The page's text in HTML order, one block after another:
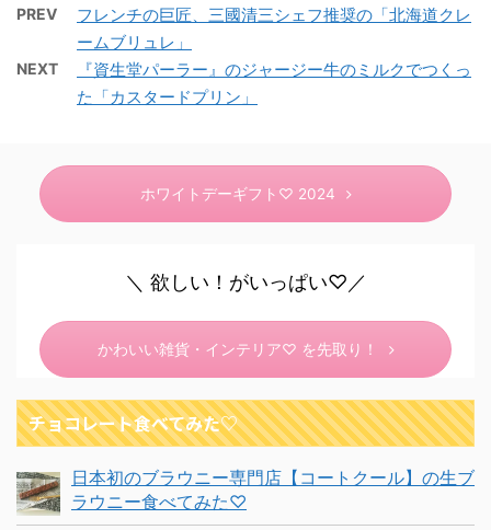
PREV
フレンチの巨匠、三國清三シェフ推奨の「北海道クレ
ームブリュレ」
NEXT
『資生堂パーラー』のジャージー牛のミルクでつくっ
た「カスタードプリン」
ホワイトデーギフト♡ 2024
＼ 欲しい！がいっぱい♡／
かわいい雑貨・インテリア♡ を先取り！
チョコレート食べてみた♡
日本初のブラウニー専門店【コートクール】の生ブ
ラウニー食べてみた♡